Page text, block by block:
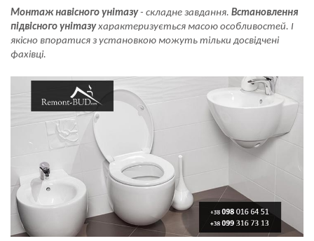
Монтаж навісного унітазу- складне завдання. Встановлення
підвісного унітазухарактеризується масою особливостей. І
якісно впоратися з установкою можуть тільки досвідчені
фахівці.